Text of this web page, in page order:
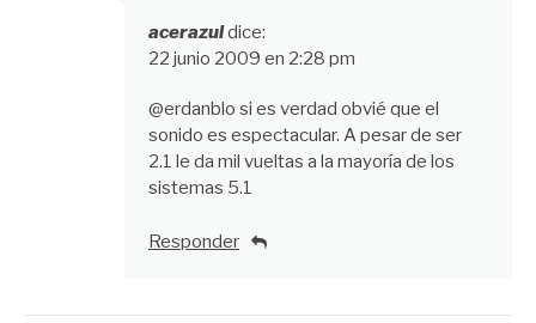
acerazuldice:
22 junio 2009 en 2:28 pm
@erdanblo si es verdad obvié que el
sonido es espectacular. A pesar de ser
2.1 le da mil vueltas a la mayoría de los
sistemas 5.1
Responder